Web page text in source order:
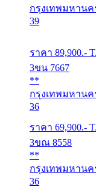
กรุงเทพมหานค
39
ราคา 89,900.-
3ขน 7667
**
กรุงเทพมหานค
36
ราคา 69,900.-
3ขณ 8558
**
กรุงเทพมหานค
36